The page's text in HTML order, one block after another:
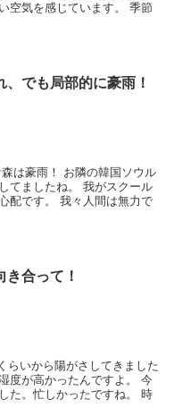
空気を感じています。 季節
、でも局部的に豪雨！
は豪雨！ お隣の韓国ソウル
てましたね。 我がスクール
配です。 我々人間は無力で
き合って！
らいから陽がさしてきました
度が高かったんですよ。 今
た。忙しかったですね。 時